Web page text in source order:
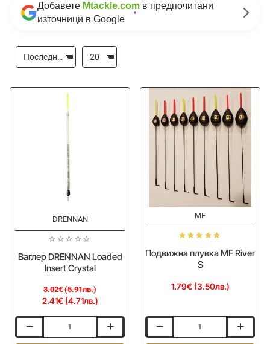
Добавете Mtackle.com в предпочитани
източници в Google
DRENNAN
Ваглер DRENNAN Loaded
Insert Crystal
2.41€ (4.71лв.)
3.02€ (5.91лв.)
MF
Подвижна плувка MF River
S
1.79€ (3.50лв.)